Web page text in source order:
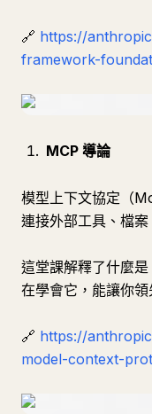
🔗 https://
framework-
MCP 導論
模型上下文協定（
連接外部工具、檔
這堂課解釋了什麼
在學會它，能讓你
🔗 https://
model-context-